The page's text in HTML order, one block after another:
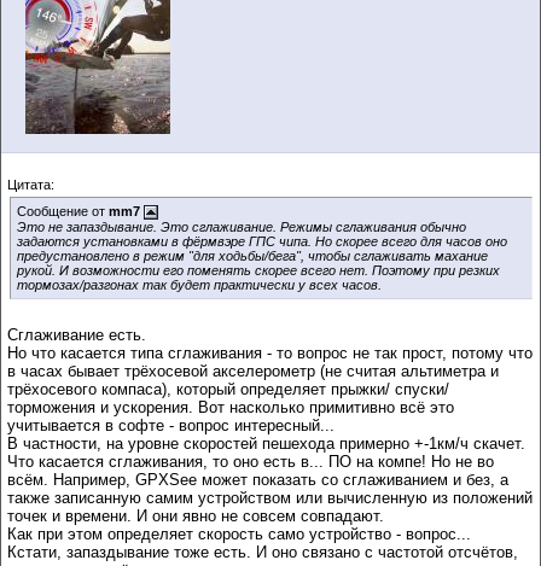
Цитата:
Сообщение от mm7
Это не запаздывание. Это сглаживание. Режимы сглаживания обычно
задаются установками в фёрмвэре ГПС чипа. Но скорее всего для часов оно
предустановлено в режим "для ходьбы/бега", чтобы сглаживать махание
рукой. И возможности его поменять скорее всего нет. Поэтому при резких
тормозах/разгонах так будет практически у всех часов.
Сглаживание есть.
Но что касается типа сглаживания - то вопрос не так прост, потому что
в часах бывает трёхосевой акселерометр (не считая альтиметра и
трёхосевого компаса), который определяет прыжки/ спуски/
торможения и ускорения. Вот насколько примитивно всё это
учитывается в софте - вопрос интересный...
В частности, на уровне скоростей пешехода примерно +-1км/ч скачет.
Что касается сглаживания, то оно есть в... ПО на компе! Но не во
всём. Например, GPXSee может показать со сглаживанием и без, а
также записанную самим устройством или вычисленную из положений
точек и времени. И они явно не совсем совпадают.
Как при этом определяет скорость само устройство - вопрос...
Кстати, запаздывание тоже есть. И оно связано с частотой отсчётов,